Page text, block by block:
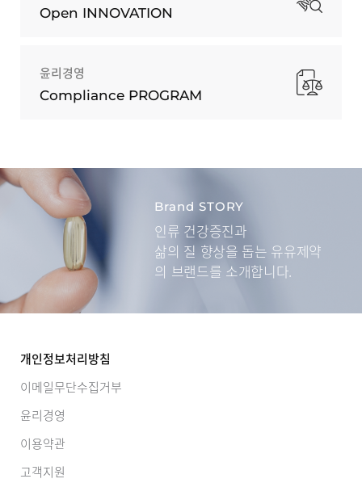
Open INNOVATION
윤리경영
Compliance PROGRAM
Brand STORY
인류 건강증진과
삶의 질 향상을 돕는 유유제약
의 브랜드를 소개합니다.
개인정보처리방침
이메일무단수집거부
윤리경영
이용약관
고객지원